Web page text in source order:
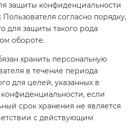
защиты конфиденциальности
согласно порядку,
для защиты такого рода
обороте.
хранить персональную
в течение периода
для целей, указанных в
если
срок хранения не является
с действующим